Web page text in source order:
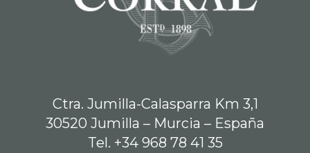
Ctra. Jumilla-Calasparra Km 3,1
30520 Jumilla – Murcia – España
Tel. +34 968 78 41 35